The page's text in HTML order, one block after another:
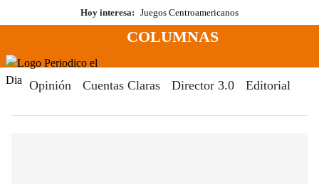
al
Hoy interesa: Juegos Centroamericanos
Menú
COLUMNAS
Opinión Cuentas Claras Director 3.0 Editorial